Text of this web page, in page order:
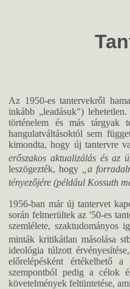
Az 1950-es tantervekről
inkább „leadásuk")
történelem és más tárgyak
hangulatváltásoktól sem
kimondta, hogy új tantervre
erőszakos aktualizálás és az
leszögezték, hogy
„a
tényezőjére (például Kossuth
1956-ban már új tantervet
során felmerültek az '50-es
szemlélete, szaktudományos
minták kritikátlan másolása
ideológia túlzott
előrelépésként értékelhető
szempontból pedig a célok
követelmények feltüntetése,